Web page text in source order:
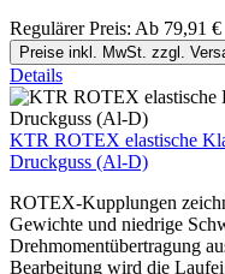
Regulärer Preis: Ab 79,91 €
Preise inkl. MwSt. zzgl.
Details
KTR ROTEX elastische
Druckguss (Al-D)
ROTEX-Kupplungen
Gewichte und niedrige
Drehmomentübertragung
Bearbeitung wird die